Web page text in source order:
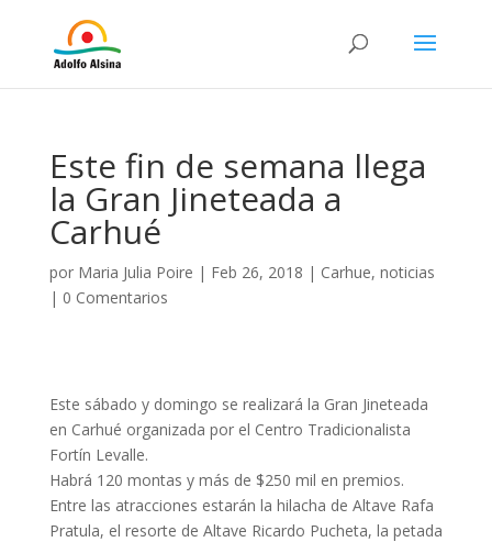
Este fin de semana llega
la Gran Jineteada a
Carhué
por Maria Julia Poire | Feb 26, 2018 | Carhue, noticias
| 0 Comentarios
Este sábado y domingo se realizará la Gran Jineteada
en Carhué organizada por el Centro Tradicionalista
Fortín Levalle.
Habrá 120 montas y más de $250 mil en premios.
Entre las atracciones estarán la hilacha de Altave Rafa
Pratula, el resorte de Altave Ricardo Pucheta, la petada